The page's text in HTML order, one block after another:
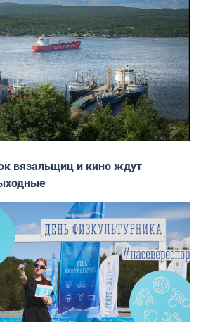
вязальщиц и кино ждут